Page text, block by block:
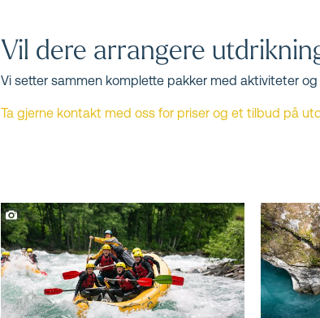
Vil dere arrangere
Vi setter sammen komplette pakker med aktiviteter
Ta gjerne kontakt med oss for priser og et tilbud på